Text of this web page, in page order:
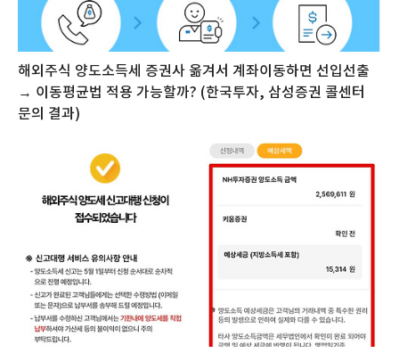
해외주식 양도소득세 증권사 옮겨서 계좌이동하면 선입선출
→ 이동평균법 적용 가능할까? (한국투자, 삼성증권 콜센터
문의 결과)